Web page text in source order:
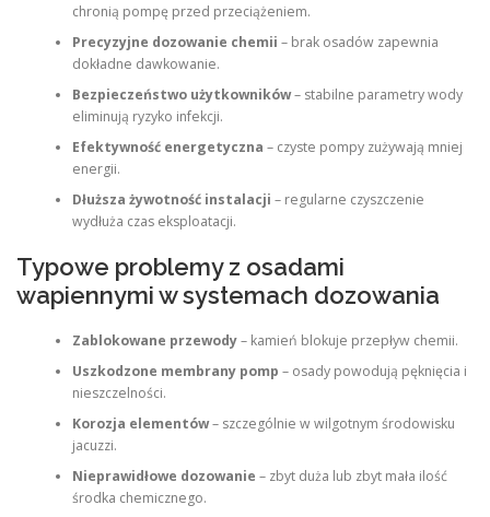
chronią pompę przed przeciążeniem.
Precyzyjne dozowanie chemii – brak osadów zapewnia
dokładne dawkowanie.
Bezpieczeństwo użytkowników– stabilne parametry wody
eliminują ryzyko infekcji.
Efektywność energetyczna – czyste pompy zużywają mniej
energii.
Dłuższa żywotność instalacji – regularne czyszczenie
wydłuża czas eksploatacji.
Typowe problemy z osadami
wapiennymi w systemach dozowania
Zablokowane przewody– kamień blokuje przepływ chemii.
Uszkodzone membrany pomp – osady powodują pęknięcia i
nieszczelności.
Korozja elementów– szczególnie w wilgotnym środowisku
jacuzzi.
Nieprawidłowe dozowanie – zbyt duża lub zbyt mała ilość
środka chemicznego.